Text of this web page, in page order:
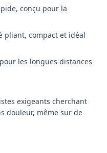
conçu pour la
pliant, compact et idéal
les longues distances
exigeants cherchant
douleur, même sur de